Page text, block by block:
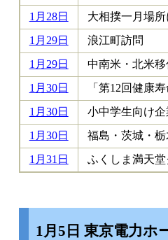
1月28日
大相撲一月場
1月29日
浪江町訪問
1月29日
中南米・北米
1月30日
「第12回健康
1月30日
小中学生向け
1月30日
福島・茨城・
1月31日
ふくしま満天
1月5日 東京電力ホ